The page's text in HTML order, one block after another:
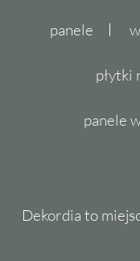
panele
płytki
panele
Dekordia to